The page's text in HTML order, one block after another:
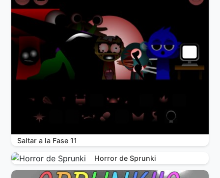
Saltar a la Fase 11
Horror de Sprunki